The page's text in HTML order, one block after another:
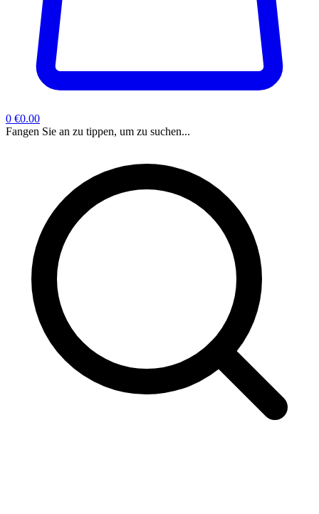
0 €0.00
Fangen Sie an zu tippen, um zu suchen...